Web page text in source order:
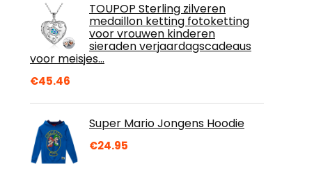
TOUPOP Sterling zilveren
medaillon ketting fotoketting
voor vrouwen kinderen
sieraden verjaardagscadeaus
voor meisjes…
€45.46
Super Mario Jongens Hoodie
€24.95